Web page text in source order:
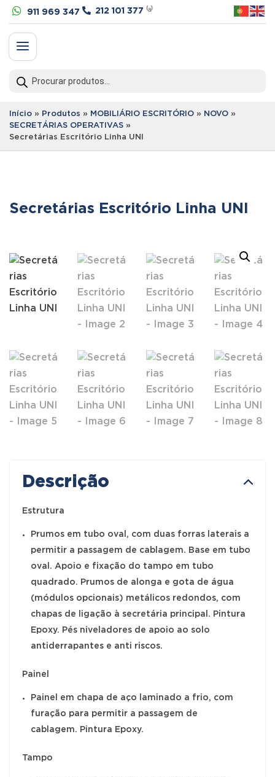
 911 969 347  212 101 377 ⁽ᵃ⁾
a
search
Início » Produtos » MOBILIÁRIO ESCRITÓRIO » NOVO »
SECRETÁRIAS OPERATIVAS »
Secretárias Escritório Linha UNI
Secretárias Escritório Linha UNI
Descrição
Estrutura
Prumos em tubo oval, com duas forras laterais a
permitir a passagem de cablagem. Base em tubo
oval. Apoio e fixação do tampo em tubo
quadrado. Prumos de alonga e gota de água
(módulos opcionais) metálicos redondos, com
chapas de ligação à secretária principal. Pintura
Epoxy. Pés niveladores de apoio ao solo
antiderrapantes e anti riscos.
Painel
Painel em chapa de aço laminado a frio, com
furação para permitir a passagem de
cablagem. Pintura Epoxy.
Tampo